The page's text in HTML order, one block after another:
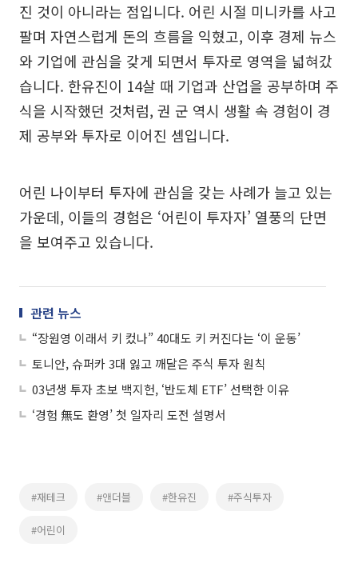
진 것이 아니라는 점입니다. 어린 시절 미니카를 사고
팔며 자연스럽게 돈의 흐름을 익혔고, 이후 경제 뉴스
와 기업에 관심을 갖게 되면서 투자로 영역을 넓혀갔
습니다. 한유진이 14살 때 기업과 산업을 공부하며 주
식을 시작했던 것처럼, 권 군 역시 생활 속 경험이 경
제 공부와 투자로 이어진 셈입니다.
어린 나이부터 투자에 관심을 갖는 사례가 늘고 있는
가운데, 이들의 경험은 ‘어린이 투자자’ 열풍의 단면
을 보여주고 있습니다.
관련 뉴스
“장원영 이래서 키 컸나” 40대도 키 커진다는 ‘이 운동’
토니안, 슈퍼카 3대 잃고 깨달은 주식 투자 원칙
03년생 투자 초보 백지헌, ‘반도체 ETF’ 선택한 이유
‘경험 無도 환영’ 첫 일자리 도전 설명서
#재테크 #앤더블 #한유진 #주식투자
#어린이